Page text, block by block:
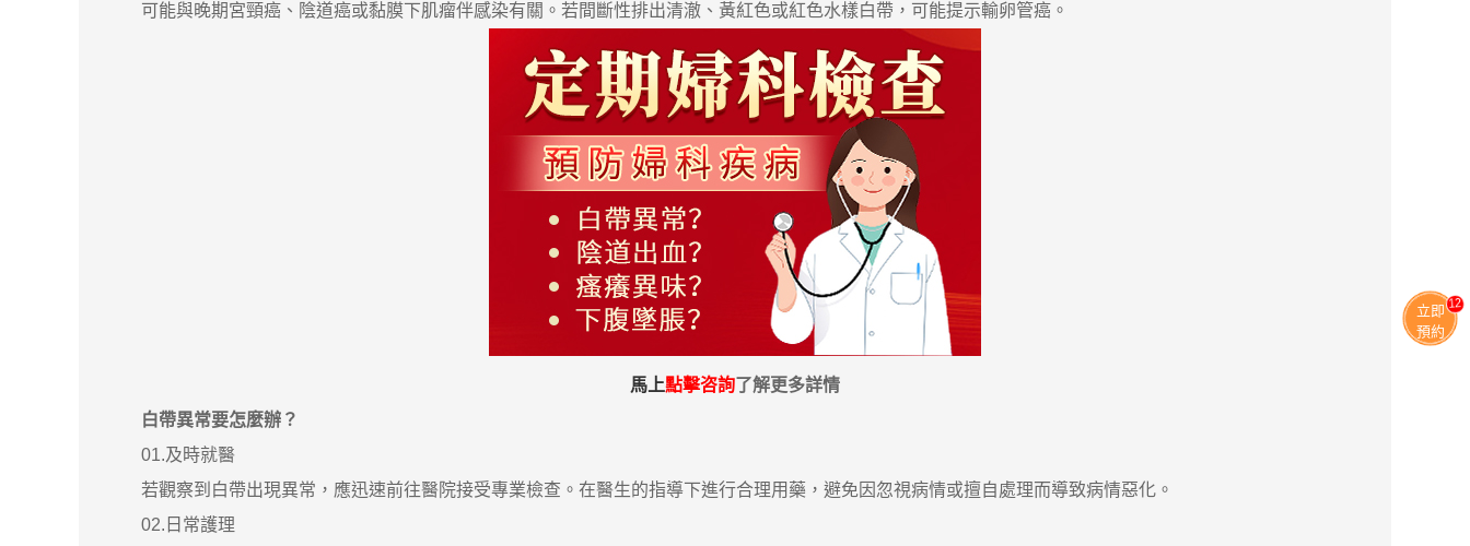
可能與晚期宮頸癌、陰道癌或黏膜下肌瘤伴感染有關。若間斷性排出清澈、黃紅色或紅色水樣白帶，可能提示輸卵管癌。
馬上點擊咨詢了解更多詳情
白帶異常要怎麼辦？
01.及時就醫
若觀察到白帶出現異常，應迅速前往醫院接受專業檢查。在醫生的指導下進行合理用藥，避免因忽視病情或擅自處理而導致病情惡化。
02.日常護理
立即
預約
13